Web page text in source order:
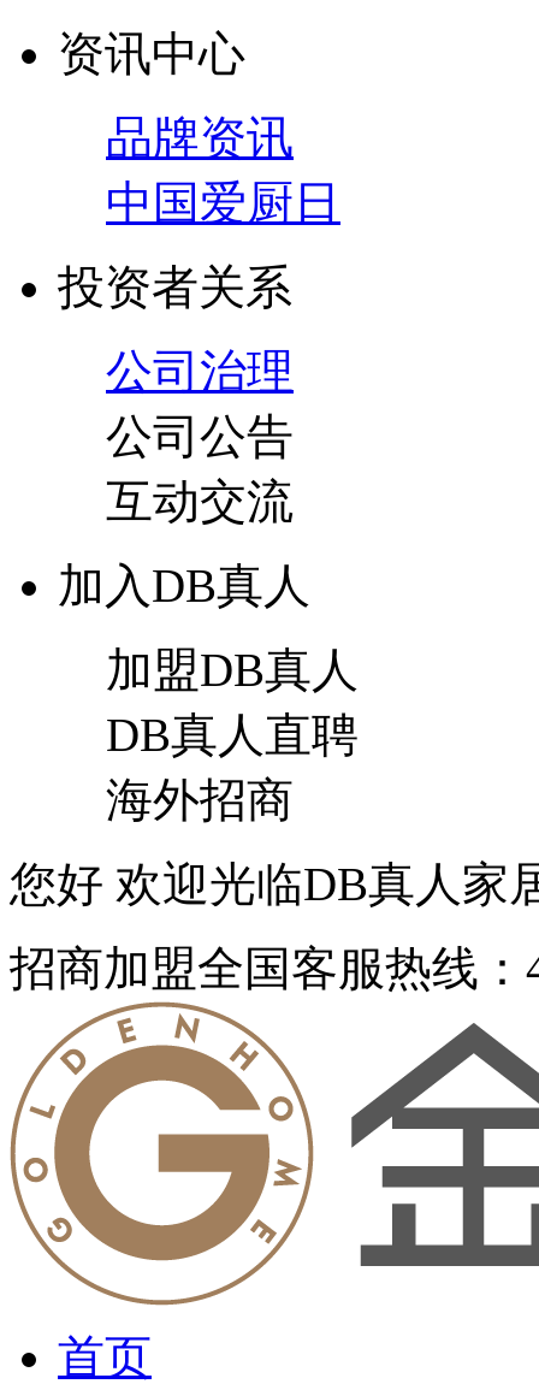
资讯中心
品牌资讯
中国爱厨日
投资者关系
公司治理
公司公告
互动交流
加入DB真人
加盟DB真人
DB真人直聘
海外招商
您好 欢迎光临DB真人家居
招商加盟全国客服热线
首页